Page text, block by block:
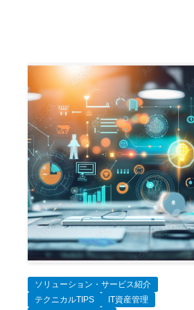
ソリューション・サービス紹介
テクニカルTIPS
IT資産管理